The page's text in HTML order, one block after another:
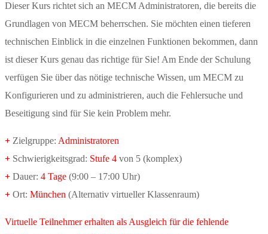
Dieser Kurs richtet sich an MECM Administratoren, die bereits die
Grundlagen von MECM beherrschen. Sie möchten einen tieferen
technischen Einblick in die einzelnen Funktionen bekommen, dann
ist dieser Kurs genau das richtige für Sie! Am Ende der Schulung
verfügen Sie über das nötige technische Wissen, um MECM zu
Konfigurieren und zu administrieren, auch die Fehlersuche und
Beseitigung sind für Sie kein Problem mehr.
+ Zielgruppe: Administratoren
+ Schwierigkeitsgrad: Stufe 4 von 5 (komplex)
+ Dauer: 4 Tage (9:00 – 17:00 Uhr)
+ Ort: München (Alternativ virtueller Klassenraum)
Virtuelle Teilnehmer erhalten als Ausgleich für die fehlende